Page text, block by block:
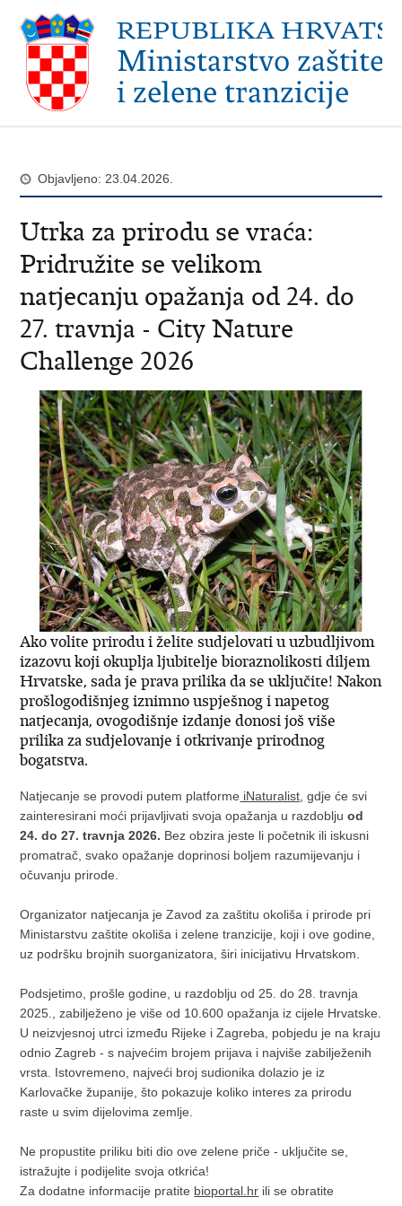
Objavljeno: 23.04.2026.
Utrka za prirodu se vraća:
Pridružite se velikom
natjecanju opažanja od 24. do
27. travnja - City Nature
Challenge 2026
Ako volite prirodu i želite sudjelovati u uzbudljivom
izazovu koji okuplja ljubitelje bioraznolikosti diljem
Hrvatske, sada je prava prilika da se uključite! Nakon
prošlogodišnjeg iznimno uspješnog i napetog
natjecanja, ovogodišnje izdanje donosi još više
prilika za sudjelovanje i otkrivanje prirodnog
bogatstva.
Natjecanje se provodi putem platforme iNaturalist , gdje će svi
zainteresirani moći prijavljivati svoja opažanja u razdobljuod
24. do 27. travnja 2026. Bez obzira jeste li početnik ili iskusni
promatrač, svako opažanje doprinosi boljem razumijevanju i
očuvanju prirode.
Organizator natjecanja je Zavod za zaštitu okoliša i prirode pri
Ministarstvu zaštite okoliša i zelene tranzicije, koji i ove godine,
uz podršku brojnih suorganizatora, širi inicijativu Hrvatskom.
Podsjetimo, prošle godine, u razdoblju od 25. do 28. travnja
2025., zabilježeno je više od 10.600 opažanja iz cijele Hrvatske.
U neizvjesnoj utrci između Rijeke i Zagreba, pobjedu je na kraju
odnio Zagreb - s najvećim brojem prijava i najviše zabilježenih
vrsta. Istovremeno, najveći broj sudionika dolazio je iz
Karlovačke županije, što pokazuje koliko interes za prirodu
raste u svim dijelovima zemlje.
Ne propustite priliku biti dio ove zelene priče - uključite se,
istražujte i podijelite svoja otkrića!
Za dodatne informacije pratite bioportal.hr ili se obratite